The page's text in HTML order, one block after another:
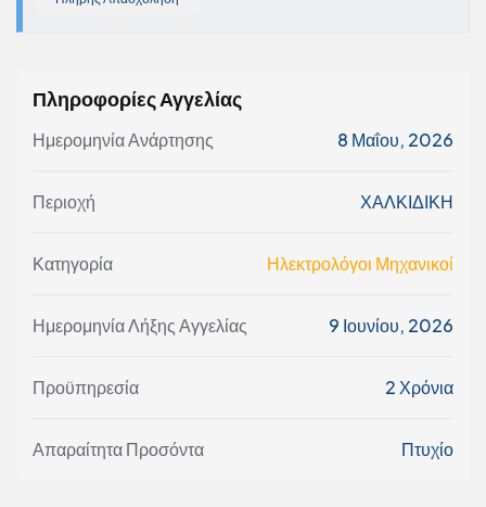
Πληροφορίες Αγγελίας
Ημερομηνία Ανάρτησης 8 Μαΐου, 2026
Περιοχή ΧΑΛΚΙΔΙΚΗ
Κατηγορία Ηλεκτρολόγοι Μηχανικοί
Ημερομηνία Λήξης Αγγελίας 9 Ιουνίου, 2026
Προϋπηρεσία 2 Χρόνια
Απαραίτητα Προσόντα Πτυχίο